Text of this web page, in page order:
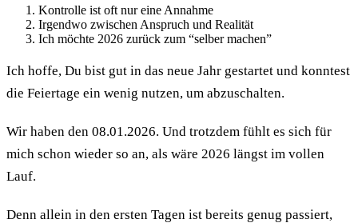
Kontrolle ist oft nur eine Annahme
Irgendwo zwischen Anspruch und Realität
Ich möchte 2026 zurück zum “selber machen”
Ich hoffe, Du bist gut in das neue Jahr gestartet und konntest
die Feiertage ein wenig nutzen, um abzuschalten.
Wir haben den 08.01.2026. Und trotzdem fühlt es sich für
mich schon wieder so an, als wäre 2026 längst im vollen
Lauf.
Denn allein in den ersten Tagen ist bereits genug passiert,